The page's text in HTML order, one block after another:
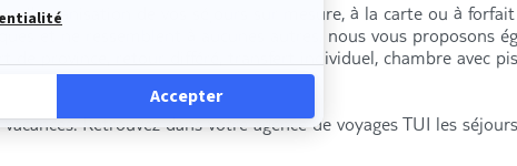
l’organisation de vos séjours sur mesure, à la carte ou à
et ne ressemblent à aucunes autres, nous vous proposons
de province, retour différé, transfert individuel, chambre avec
Retrouvez dans votre agence de voyages TUI les